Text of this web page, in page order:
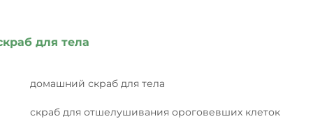
для тела
домашний скраб для тела
скраб для отшелушивания ороговевших клеток